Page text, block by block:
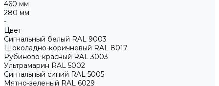
460 мм
280 мм
-
Цвет
Сигнальный белый RAL 9003
Шоколадно-коричневый RAL 8017
Рубиново-красный RAL 3003
Ультрамарин RAL 5002
Сигнальный синий RAL 5005
Мятно-зеленый RAL 6029